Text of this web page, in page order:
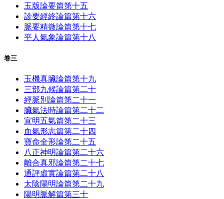
玉版論要篇第十五
診要經終論篇第十六
脈要精微論篇第十七
平人氣象論篇第十八
卷三
玉機真臟論篇第十九
三部九候論篇第二十
經脈別論篇第二十一
臟氣法時論篇第二十二
宣明五氣篇第二十三
血氣形志篇第二十四
寶命全形論第二十五
八正神明論篇第二十六
離合真邪論篇第二十七
通評虛實論篇第二十八
太陰陽明論篇第二十九
陽明脈解篇第三十